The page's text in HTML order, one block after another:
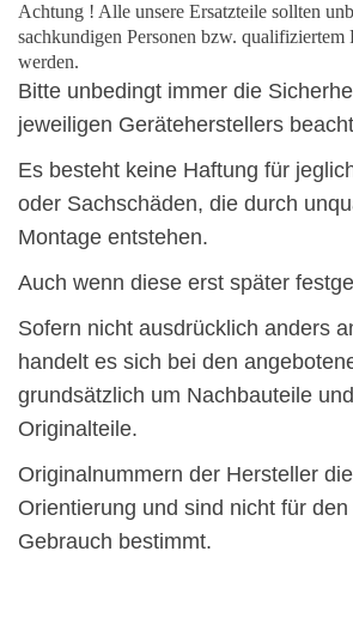
Achtung ! Alle unsere Ersatzteile sollten
sachkundigen Personen bzw. qualifiziertem
werden.
Bitte unbedingt immer die
jeweiligen Geräteherstellers
Es besteht keine Haftung für
oder Sachschäden, die durch
Montage entstehen.
Auch wenn diese erst später
Sofern nicht ausdrücklich anders
handelt es sich bei den
grundsätzlich um Nachbauteile
Originalteile.
Originalnummern der Hersteller
Orientierung und sind nicht für
Gebrauch bestimmt.